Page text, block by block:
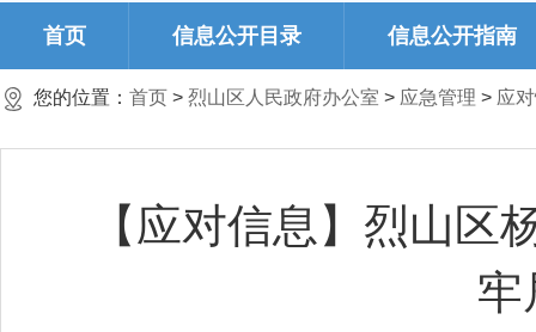
首页 信息公开目录 信息公开指南
您的位置： 首页 > 烈山区人民政府办公室 > 应急管理 > 应
【应对信息】烈山区
牢